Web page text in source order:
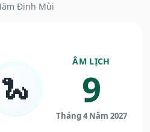
Đinh Mùi
🐍
ÂM LỊCH
9
Tháng 4 Năm 2027